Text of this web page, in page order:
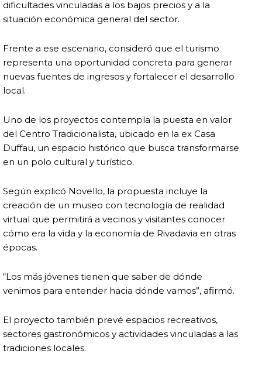
dificultades vinculadas a los bajos precios y a la
situación económica general del sector.
Frente a ese escenario, consideró que el turismo
representa una oportunidad concreta para generar
nuevas fuentes de ingresos y fortalecer el desarrollo
local.
Uno de los proyectos contempla la puesta en valor
del Centro Tradicionalista, ubicado en la ex Casa
Duffau, un espacio histórico que busca transformarse
en un polo cultural y turístico.
Según explicó Novello, la propuesta incluye la
creación de un museo con tecnología de realidad
virtual que permitirá a vecinos y visitantes conocer
cómo era la vida y la economía de Rivadavia en otras
épocas.
“Los más jóvenes tienen que saber de dónde
venimos para entender hacia dónde vamos”, afirmó.
El proyecto también prevé espacios recreativos,
sectores gastronómicos y actividades vinculadas a las
tradiciones locales.